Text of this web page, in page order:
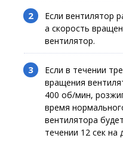
Если вентилятор
а скорость
вентилятор.
Если в течении
вращения
400 об/мин,
время
вентилятора
течении 12 сек на